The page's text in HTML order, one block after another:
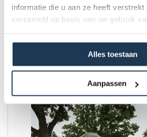
informatie die u aan ze heeft verstrekt
verzameld op basis van uw gebruik
Alles toestaan
Aanpassen
Base Jump XXL - Attractie
Incl. BTW